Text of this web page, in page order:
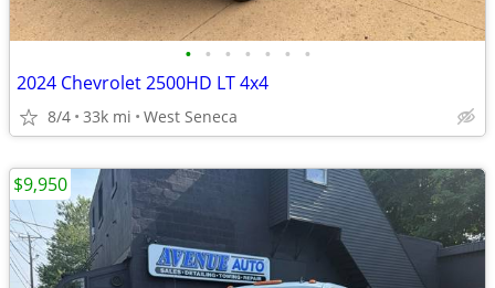
• • • • • • •
2024 Chevrolet 2500HD LT 4x4
8/4 33k mi West Seneca
$9,950